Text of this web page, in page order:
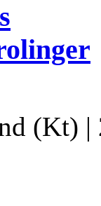
(Kt) |